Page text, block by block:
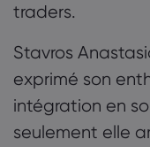
traders.
Stavros
exprimé son
intégration en
seulement elle